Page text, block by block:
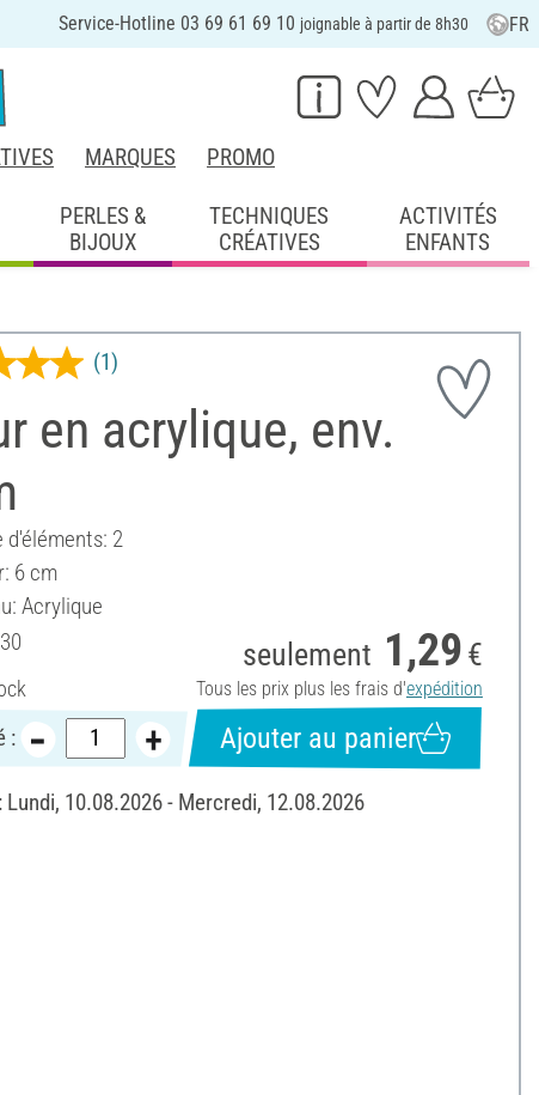
Service-Hotline 03 69 61 69 10 joignable à partir de 8h30 FR
MARQUES PROMO
PERLES &
BIJOUX
TECHNIQUES
CRÉATIVES
ACTIVITÉS
ENFANTS
en acrylique, env.
(1)
d'éléments: 2
6 cm
Acrylique
seulement 1,29 €
Tous les prix plus les frais d'expédition
: Ajouter au panier
10.08.2026 - Mercredi, 12.08.2026